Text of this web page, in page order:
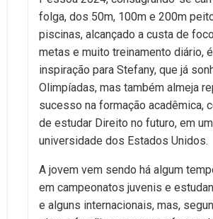
folga, dos 50m, 100m e 200m
piscinas, alcançado a custa de
metas e muito treinamento diário,
inspiração para Stefany, que já
Olimpíadas, mas também almeja
sucesso na formação acadêmica,
de estudar Direito no futuro, em
universidade dos Estados Unidos.
A jovem vem sendo há algum
em campeonatos juvenis e
e alguns internacionais, mas,